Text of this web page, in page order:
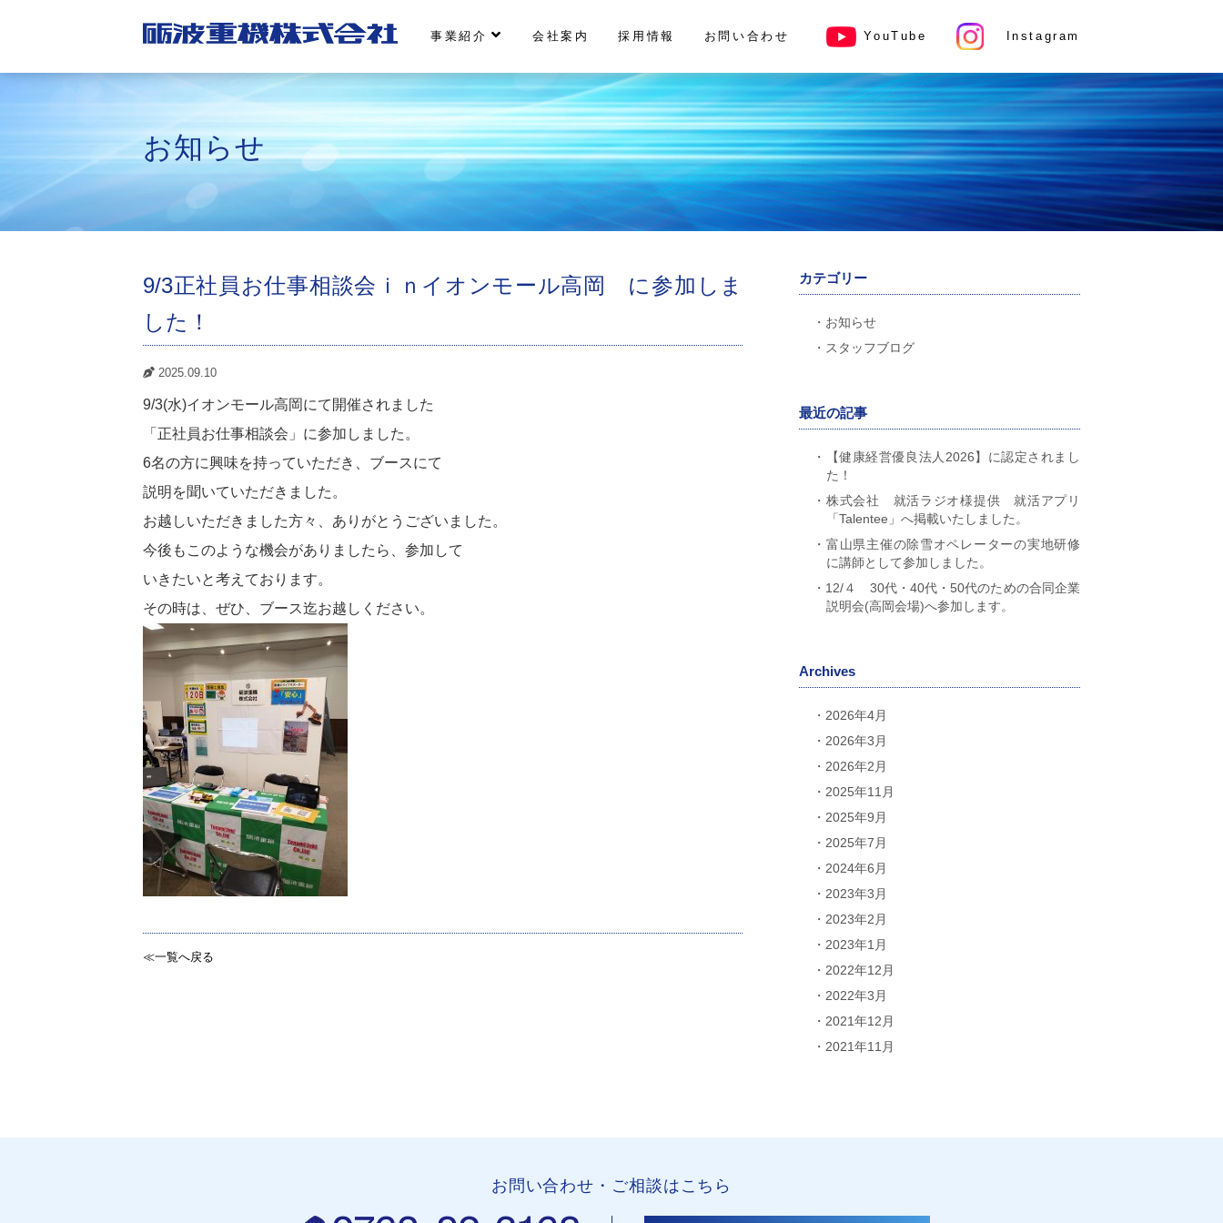
事業紹介 会社案内 採用情報 お問い合わせ YouTube Instagram
お知らせ
9/3正社員お仕事相談会ｉｎイオンモール高岡 に参加しま
した！
2025.09.10
9/3(水)イオンモール高岡にて開催されました
「正社員お仕事相談会」に参加しました。
6名の方に興味を持っていただき、ブースにて
説明を聞いていただきました。
お越しいただきました方々、ありがとうございました。
今後もこのような機会がありましたら、参加して
いきたいと考えております。
その時は、ぜひ、ブース迄お越しください。
≪一覧へ戻る
カテゴリー
お知らせ
スタッフブログ
最近の記事
【健康経営優良法人2026】に認定されまし
た！
株式会社 就活ラジオ様提供 就活アプリ
「Talentee」へ掲載いたしました。
富山県主催の除雪オペレーターの実地研修
に講師として参加しました。
12/４ 30代・40代・50代のための合同企業
説明会(高岡会場)へ参加します。
Archives
2026年4月
2026年3月
2026年2月
2025年11月
2025年9月
2025年7月
2024年6月
2023年3月
2023年2月
2023年1月
2022年12月
2022年3月
2021年12月
2021年11月
お問い合わせ・ご相談はこちら